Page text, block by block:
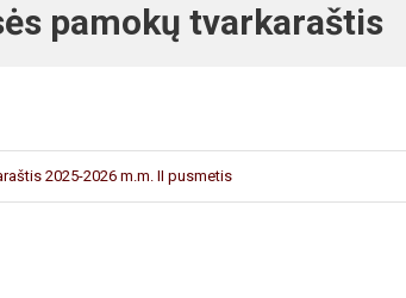
pamokų tvarkaraštis
2025-2026 m.m. II pusmetis